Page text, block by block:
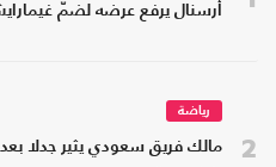
أرسنال يرفع عرضه لضمّ
2
رياضة
مالك فريق سعودي يثير جدلا